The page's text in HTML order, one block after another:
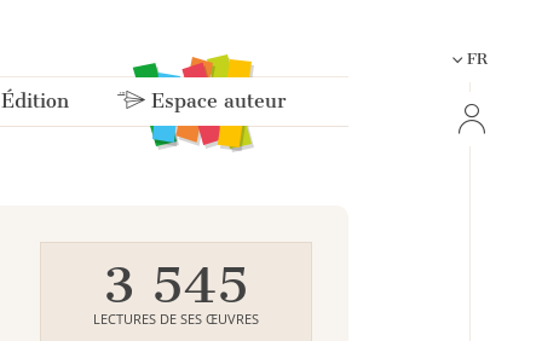
Espace auteur
FR
3 545
LECTURES DE SES ŒUVRES